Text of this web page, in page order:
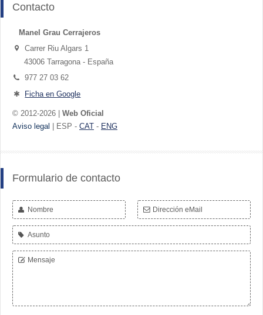
Contacto
Manel Grau Cerrajeros
Carrer Riu Algars 1
43006 Tarragona - España
977 27 03 62
Ficha en Google
© 2012-2026 | Web Oficial
Aviso legal | ESP - CAT - ENG
Formulario de contacto